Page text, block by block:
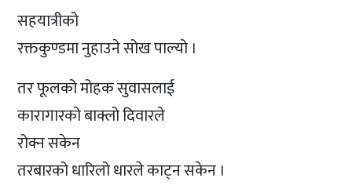
सहयात्रीको
रक्तकुण्डमा नुहाउने सोख पाल्यो ।
तर फूलको मोहक सुवासलाई
कारागारको बाक्लो दिवारले
रोक्न सकेन
तरबारको धारिलो धारले काट्न सकेन ।